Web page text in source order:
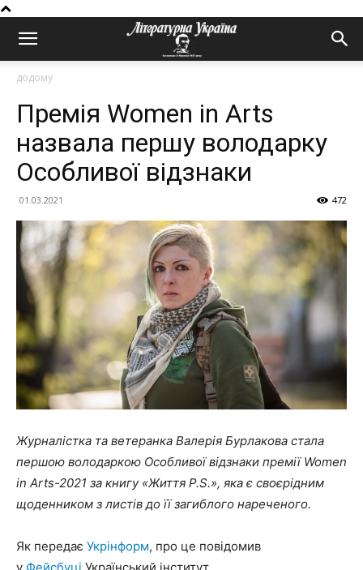
додому
Премія Women in Arts
назвала першу володарку
Особливої відзнаки
01.03.2021 472
Журналістка та ветеранка Валерія Бурлакова стала
першою володаркою Особливої відзнаки премії Women
in Arts-2021 за книгу «Життя P.S.», яка є своєрідним
щоденником з листів до її загиблого нареченого.
Як передає Укрінформ, про це повідомив